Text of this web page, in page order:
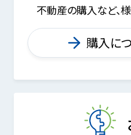
不動産の購入など、
購入に